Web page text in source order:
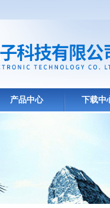
产品中心 下载中